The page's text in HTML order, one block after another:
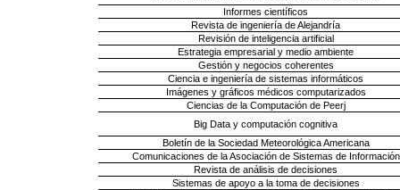
Informes científicos
Revista de ingeniería de Alejandría
Revisión de inteligencia artificial
Estrategia empresarial y medio ambiente
Gestión y negocios coherentes
Ciencia e ingeniería de sistemas informáticos
Imágenes y gráficos médicos computarizados
Ciencias de la Computación de Peerj
Big Data y computación cognitiva
Boletín de la Sociedad Meteorológica Americana
Comunicaciones de la Asociación de Sistemas de Información
Revista de análisis de decisiones
Sistemas de apoyo a la toma de decisiones